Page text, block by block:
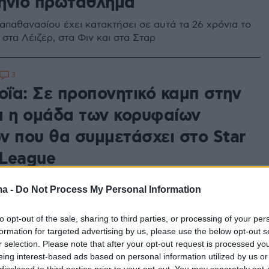
- Do Not Process My Personal Information
opt-out of the sale, sharing to third parties, or processing of your
for targeted advertising by us, please use the below opt-out
selection. Please note that after your opt-out request is processed
interest-based ads based on personal information utilized by us
έχει κατακτήσει σε αυτά τα 26 χρόνια το
Λέιζερ, στα Φιν και στα Σταρ
Σε προπονητικό καμπ στην
η ομάδα των κορυφαίων
που θα συμμετάσχει στο Star
χώρας μας θα φέρει το όνομα «Οδυσσεύς»
3
Ιστιοπλοϊκή Ομοσπονδία:
2